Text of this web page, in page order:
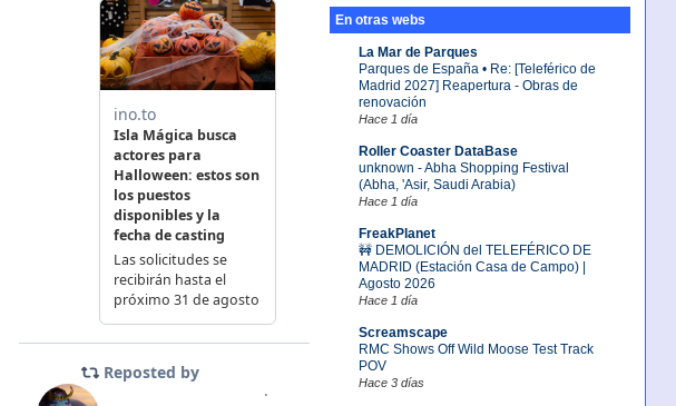
En otras webs
La Mar de Parques
Parques de España • Re: [Teleférico de
Madrid 2027] Reapertura - Obras de
renovación
Hace 1 día
Roller Coaster DataBase
unknown - Abha Shopping Festival
(Abha, 'Asir, Saudi Arabia)
Hace 1 día
FreakPlanet
🚧 DEMOLICIÓN del TELEFÉRICO DE
MADRID (Estación Casa de Campo) |
Agosto 2026
Hace 1 día
Screamscape
RMC Shows Off Wild Moose Test Track
POV
Hace 3 días